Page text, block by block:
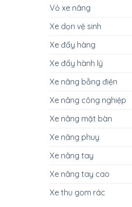
Vỏ xe nâng
Xe dọn vệ sinh
Xe đẩy hàng
Xe đẩy hành lý
Xe nâng bằng điện
Xe nâng công nghiệp
Xe nâng mặt bàn
Xe nâng phuy
Xe nâng tay
Xe nâng tay cao
Xe thu gom rác